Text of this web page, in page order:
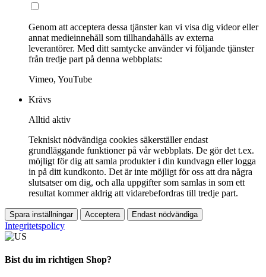
Genom att acceptera dessa tjänster kan vi visa dig videor eller
annat medieinnehåll som tillhandahålls av externa
leverantörer. Med ditt samtycke använder vi följande tjänster
från tredje part på denna webbplats:
Vimeo, YouTube
Krävs
Alltid aktiv
Tekniskt nödvändiga cookies säkerställer endast
grundläggande funktioner på vår webbplats. De gör det t.ex.
möjligt för dig att samla produkter i din kundvagn eller logga
in på ditt kundkonto. Det är inte möjligt för oss att dra några
slutsatser om dig, och alla uppgifter som samlas in som ett
resultat kommer aldrig att vidarebefordras till tredje part.
Spara inställningar Acceptera Endast nödvändiga
Integritetspolicy
Bist du im richtigen Shop?